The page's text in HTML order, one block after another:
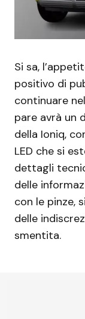
Si sa,
positivo di
continuare
pare avrà un
della Ioniq,
LED che si
dettagli
delle
con le pinze,
delle
smentita.